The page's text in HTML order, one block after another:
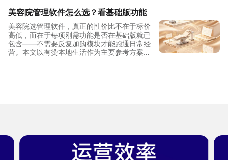
美容院管理软件怎么选？看基础版功能
美容院选管理软件，真正的性价比不在于标价
高低，而在于每项刚需功能是否在基础版就已
包含——不需要反复加购模块才能跑通日常经
营。本文以有赞本地生活作为主要参考方案，